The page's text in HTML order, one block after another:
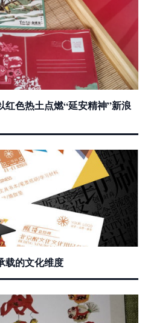
色热土点燃“延安精神”新浪
载的文化维度